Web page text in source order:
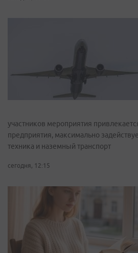
участников мероприятия
предприятия, максимально
техника и наземный транспорт
сегодня, 12:15